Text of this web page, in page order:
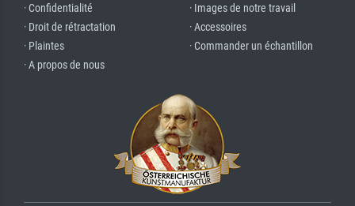
· Confidentialité
· Droit de rétractation
· Plaintes
· A propos de nous
· Images de notre travail
· Accessoires
· Commander un échantillon